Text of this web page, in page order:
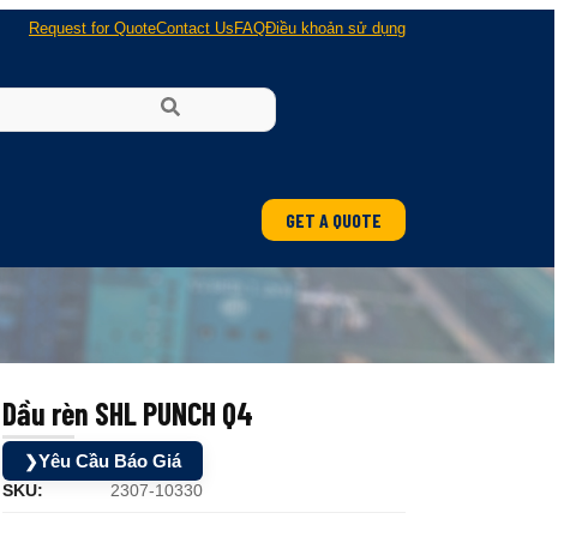
Request for QuoteContact Us FAQĐiều khoản sử dụng
GET A QUOTE
Dầu rèn SHL PUNCH Q4
❯Yêu Cầu Báo Giá
SKU: 2307-10330